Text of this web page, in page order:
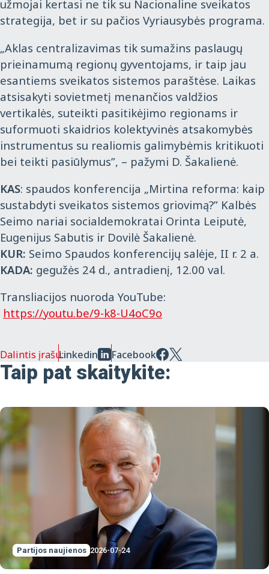
užmojai kertasi ne tik su Nacionaline sveikatos
strategija, bet ir su pačios Vyriausybės programa.
„Aklas centralizavimas tik sumažins paslaugų
prieinamumą regionų gyventojams, ir taip jau
esantiems sveikatos sistemos paraštėse. Laikas
atsisakyti sovietmetį menančios valdžios
vertikalės, suteikti pasitikėjimo regionams ir
suformuoti skaidrios kolektyvinės atsakomybės
instrumentus su realiomis galimybėmis kritikuoti
bei teikti pasiūlymus”, – pažymi D. Šakalienė.
KAS: spaudos konferencija „Mirtina reforma: kaip
sustabdyti sveikatos sistemos griovimą?” Kalbės
Seimo nariai socialdemokratai Orinta Leiputė,
Eugenijus Sabutis ir Dovilė Šakalienė.
KUR: Seimo Spaudos konferencijų salėje, II r. 2 a.
KADA: gegužės 24 d., antradienį, 12.00 val.
Transliacijos nuoroda YouTube:
https://youtu.be/9-k8-U4oC9o
Dalintis įrašu:Linkedin Facebook
Taip pat skaitykite:
Partijos naujienos 2026-07-24